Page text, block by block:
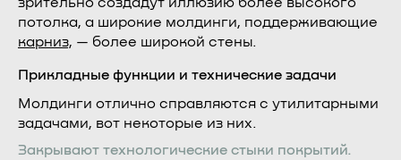
потолка, а широкие молдинги, поддерживающие
карниз, — более широкой стены.
Прикладные функции и технические задачи
Молдинги отлично справляются с утилитарными
задачами, вот некоторые из них.
Закрывают технологические стыки покрытий.